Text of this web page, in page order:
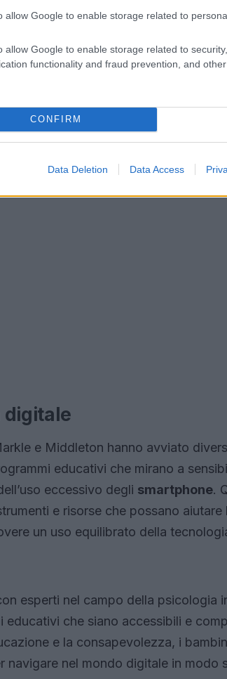
allow Google to enable storage related to
allow Google to enable storage related to
functionality and fraud prevention, and other
CONFIRM
Data Deletion Data Access
degli utenti, c’è il rischio che i
o che sviluppino una dipendenza
a favore di un uso consapevole
educare i bambini riguardo ai rischi e
digitale
e Middleton hanno avviato
educativi che mirano a
eccessivo degli smartphone.
e risorse che possano aiutare
un uso equilibrato della
esperti nel campo della psicologia
che siano accessibili e
e la consapevolezza, i
navigare nel mondo digitale in modo